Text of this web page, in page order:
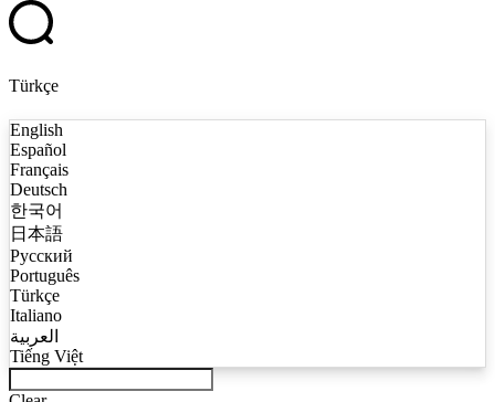
Türkçe
English
Español
Français
Deutsch
한국어
日本語
Русский
Português
Türkçe
Italiano
العربية
Tiếng Việt